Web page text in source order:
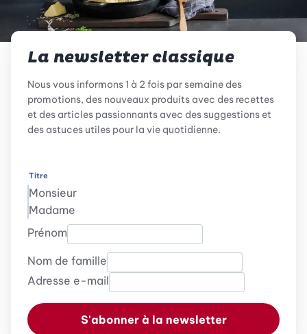
La newsletter classique
Nous vous informons 1 à 2 fois par semaine des
promotions, des nouveaux produits avec des recettes
et des articles passionnants avec des suggestions et
des astuces utiles pour la vie quotidienne.
Titre
Monsieur
Madame
Prénom
Nom de famille
Adresse e-mail
S'abonner à la newsletter